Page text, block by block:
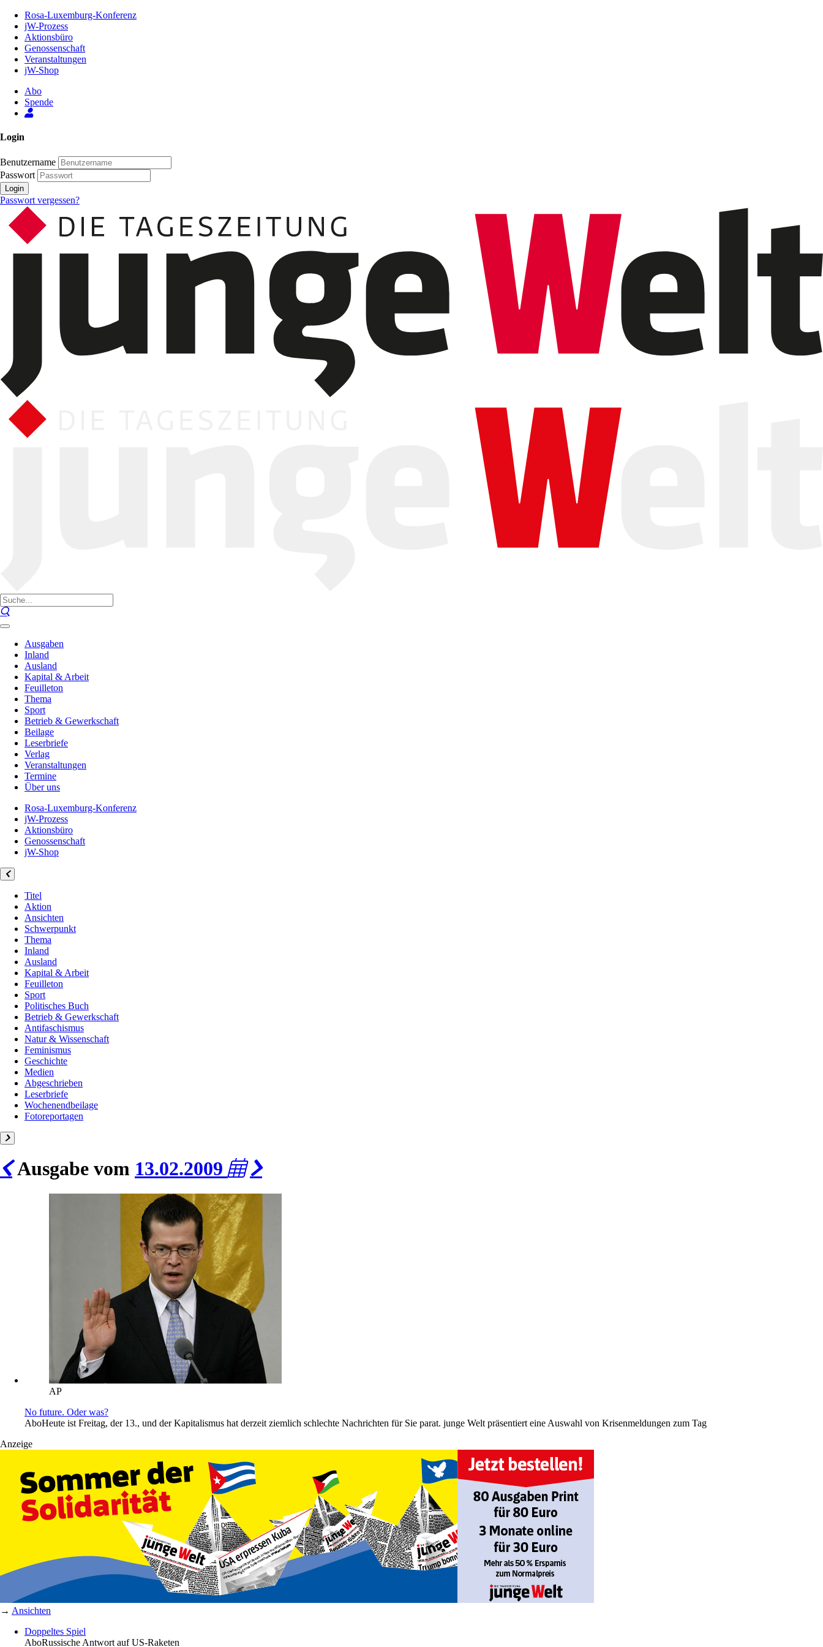
Inhalt
Seite
Rosa-Luxemburg-Konferenz
jW-Prozess
Aktionsbüro
Genossenschaft
Veranstaltungen
jW-Shop
Abo
Spende
Login
Benutzername
Passwort
Login
Passwort vergessen?
Ausgaben
Inland
Ausland
Kapital & Arbeit
Feuilleton
Thema
Sport
Betrieb & Gewerkschaft
Beilage
Leserbriefe
Verlag
Veranstaltungen
Termine
Über uns
Rosa-Luxemburg-Konferenz
jW-Prozess
Aktionsbüro
Genossenschaft
jW-Shop
Titel
Aktion
Ansichten
Schwerpunkt
Thema
Inland
Ausland
Kapital & Arbeit
Feuilleton
Sport
Politisches Buch
Betrieb & Gewerkschaft
Antifaschismus
Natur & Wissenschaft
Feminismus
Geschichte
Medien
Abgeschrieben
Leserbriefe
Wochenendbeilage
Fotoreportagen
Ausgabe vom 13.02.2009
AP
No future. Oder was?
AboHeute ist Freitag, der 13., und der Kapitalismus hat derzeit ziemlich schlechte Nachrichten für Sie parat. junge Welt präsentiert eine Auswahl von Krisenmeldungen zum Tag
Anzeige
→ Ansichten
Doppeltes Spiel
AboRussische Antwort auf US-Raketen